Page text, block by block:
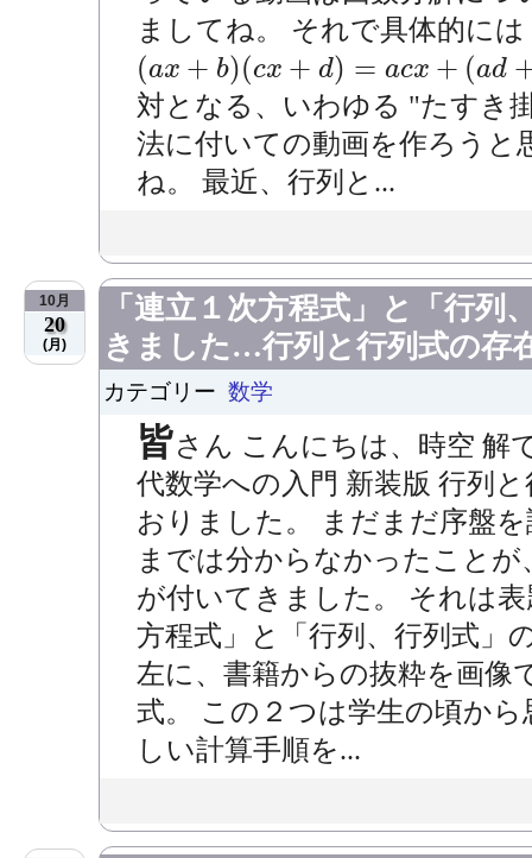
ましてね。 それで具体
(ax + b)(cx + d) = acx + (ad
( b ( c x = cx c x b d
対となる、いわゆる "たすき
法に付いての動画を作ろう
ね。 最近、行列と...
10月
20
(月)
「連立１次方程式」と「行列
きました…行列と行列式の存
カテゴリー 数学
皆さん こんにちは、時空 解
代数学への入門 新装版 行列
おりました。 まだまだ序盤
までは分からなかったこと
が付いてきました。 それは
方程式」と「行列、行列式」
左に、書籍からの抜粋を画像
式。 この２つは学生の頃か
しい計算手順を...